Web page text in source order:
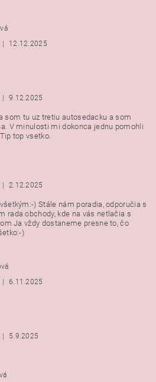
12.12.2025
9.12.2025
som tu uz tretiu autosedacku a som
V minulosti mi dokonca jednu pomohli
top vsetko.
2.12.2025
) Stále nám poradia, odporučia s
rada obchody, kde na vás netlačia s
Ja vždy dostaneme presne to, čo
)
6.11.2025
5.9.2025